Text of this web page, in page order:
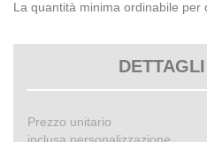
La quantità minima ordinabile per
Prezzo unitario